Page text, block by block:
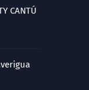
CANTÚ